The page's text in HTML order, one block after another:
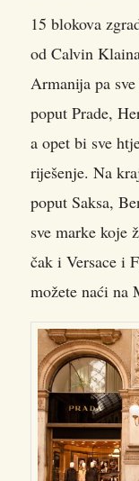
15 blokova
od Calvin
Armanija pa
poput Prade,
a opet bi sve
riješenje. Na
poput Saksa,
sve marke koje
čak i Versace i
možete naći na